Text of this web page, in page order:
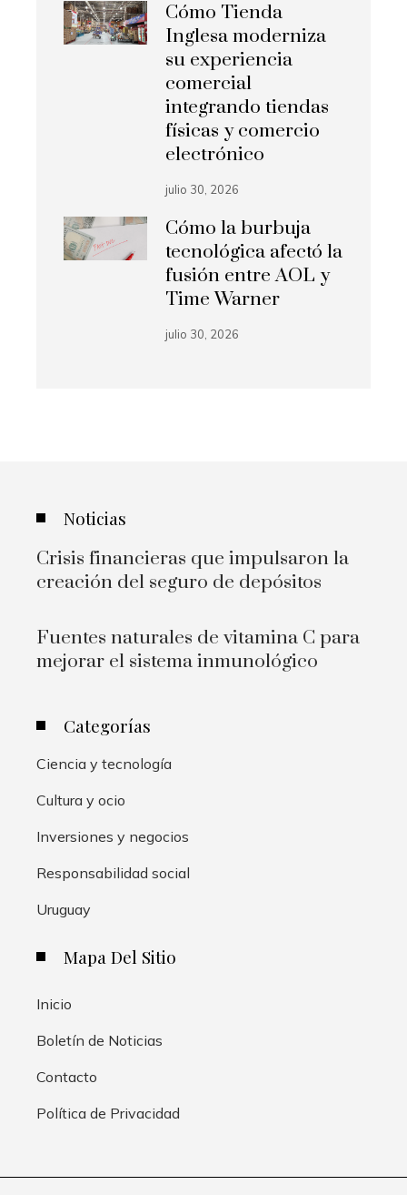
Cómo Tienda
Inglesa moderniza
su experiencia
comercial
integrando tiendas
físicas y comercio
electrónico
julio 30, 2026
Cómo la burbuja
tecnológica afectó la
fusión entre AOL y
Time Warner
julio 30, 2026
Noticias
Crisis financieras que impulsaron la
creación del seguro de depósitos
Fuentes naturales de vitamina C para
mejorar el sistema inmunológico
Categorías
Ciencia y tecnología
Cultura y ocio
Inversiones y negocios
Responsabilidad social
Uruguay
Mapa Del Sitio
Inicio
Boletín de Noticias
Contacto
Política de Privacidad